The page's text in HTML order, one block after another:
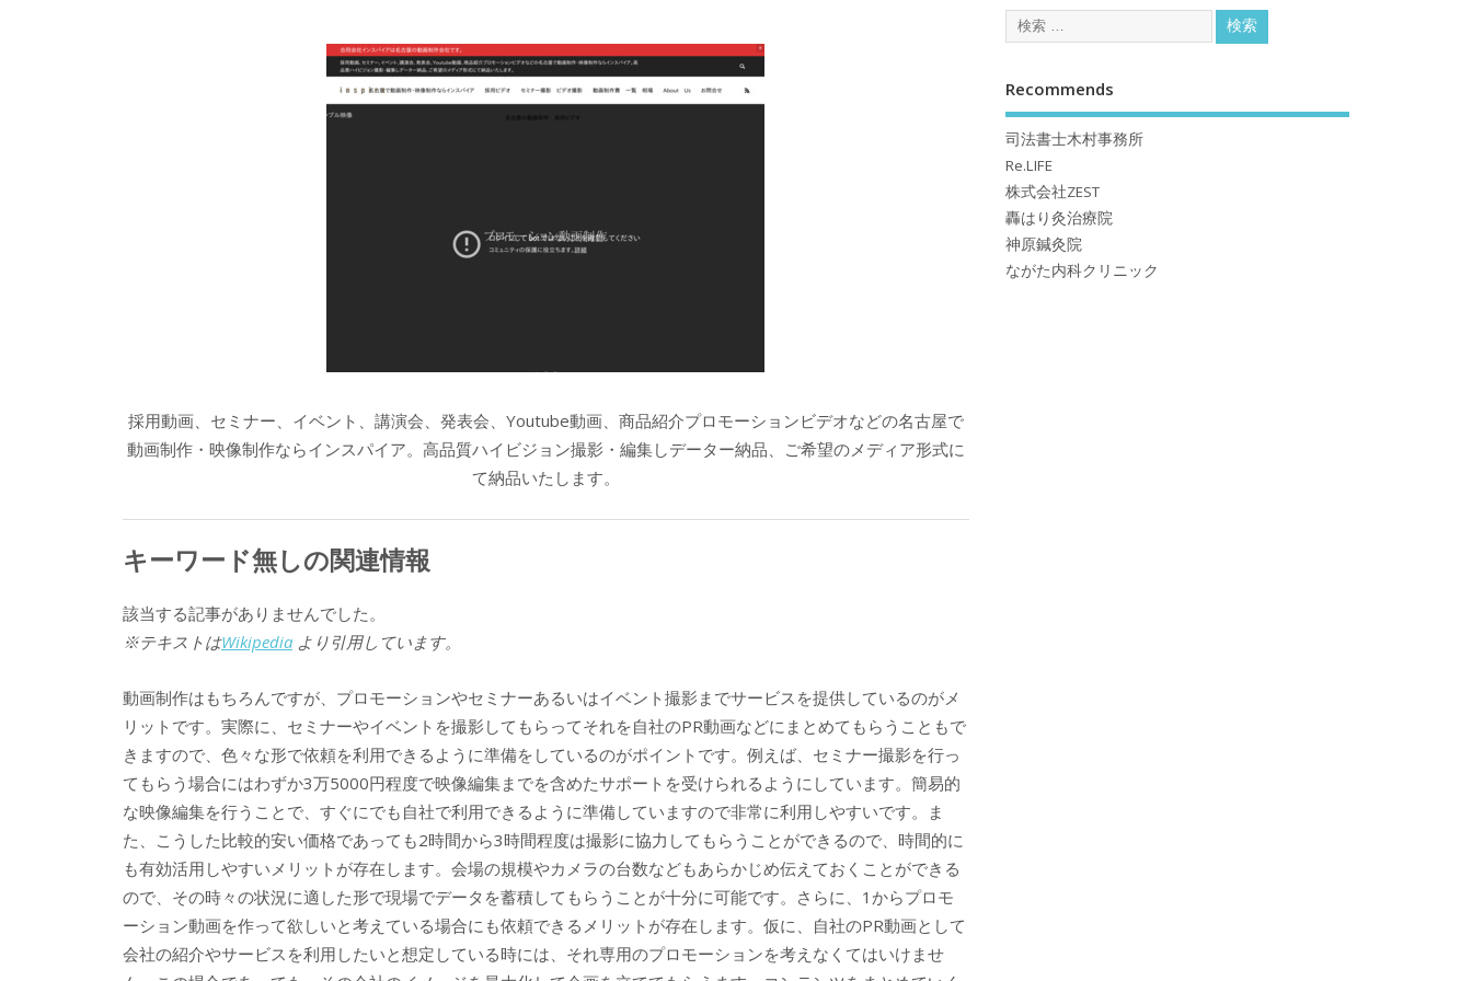
採用動画、セミナー、イベント、講演会、発表会、Youtube動画、商品紹介プロモーションビデオなどの名古屋で
動画制作・映像制作ならインスパイア。高品質ハイビジョン撮影・編集しデーター納品、ご希望のメディア形式に
て納品いたします。
キーワード無しの関連情報
該当する記事がありませんでした。
※テキストはWikipedia より引用しています。
動画制作はもちろんですが、プロモーションやセミナーあるいはイベント撮影までサービスを提供しているのがメ
リットです。実際に、セミナーやイベントを撮影してもらってそれを自社のPR動画などにまとめてもらうこともで
きますので、色々な形で依頼を利用できるように準備をしているのがポイントです。例えば、セミナー撮影を行っ
てもらう場合にはわずか3万5000円程度で映像編集までを含めたサポートを受けられるようにしています。簡易的
な映像編集を行うことで、すぐにでも自社で利用できるように準備していますので非常に利用しやすいです。ま
た、こうした比較的安い価格であっても2時間から3時間程度は撮影に協力してもらうことができるので、時間的に
も有効活用しやすいメリットが存在します。会場の規模やカメラの台数などもあらかじめ伝えておくことができる
ので、その時々の状況に適した形で現場でデータを蓄積してもらうことが十分に可能です。さらに、1からプロモ
ーション動画を作って欲しいと考えている場合にも依頼できるメリットが存在します。仮に、自社のPR動画として
会社の紹介やサービスを利用したいと想定している時には、それ専用のプロモーションを考えなくてはいけませ
Recommends
司法書士木村事務所
Re.LIFE
株式会社ZEST
轟はり灸治療院
神原鍼灸院
ながた内科クリニック